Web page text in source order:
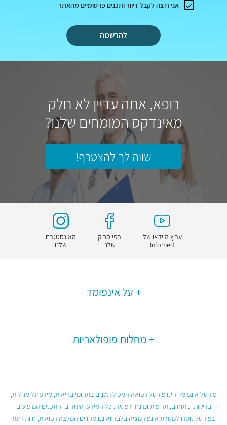
להרשמה
אני רוצה לקבל דיוור ותכנים פרסומיים מהאתר
רופא, אתה עדיין לא חלק
מאינדקס המומחים שלנו?
שווה לך להצטרף!
ערוץ הוידאו של
Infomed
הפייסבוק
שלנו
האינסטגרם
שלנו
על אינפומד
מחלות פופולאריות
פורטל אינפומד הינו פורטל רפואה המכיל תכנים בתחומי בריאות, מידע על מחלות,
בדיקות, ניתוחים, תרופות ומונחי רפואה. כל המידע, העזרים והתכנים המופיעים
בפורטל נועדו למטרת אינפורמציה בלבד ואינם מהווים המלצה רפואית, חוות דעת